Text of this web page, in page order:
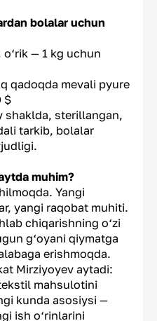
bolalar uchun
— 1 kg uchun
qadoqda mevali pyure
$
shaklda, sterillangan,
tarkib, bolalar
muhim?
Yangi
yangi raqobat muhiti.
chiqarishning o‘zi
g‘oyani qiymatga
erishmoqda.
Mirziyoyev aytadi:
mahsulotini
kunda asosiysi —
ish o‘rinlarini